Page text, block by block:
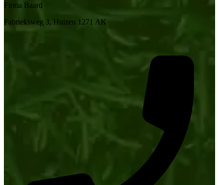
Firma Baard
Fabrieksweg 3, Huizen 1271 AK